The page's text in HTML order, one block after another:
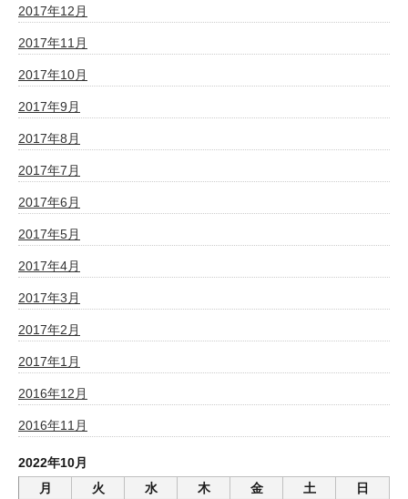
2017年12月
2017年11月
2017年10月
2017年9月
2017年8月
2017年7月
2017年6月
2017年5月
2017年4月
2017年3月
2017年2月
2017年1月
2016年12月
2016年11月
2022年10月
月
火 水 木 金 土 日